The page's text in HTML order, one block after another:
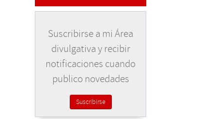
Suscribirse a mi Área
divulgativa y recibir
notificaciones cuando
publico novedades
Suscribirse